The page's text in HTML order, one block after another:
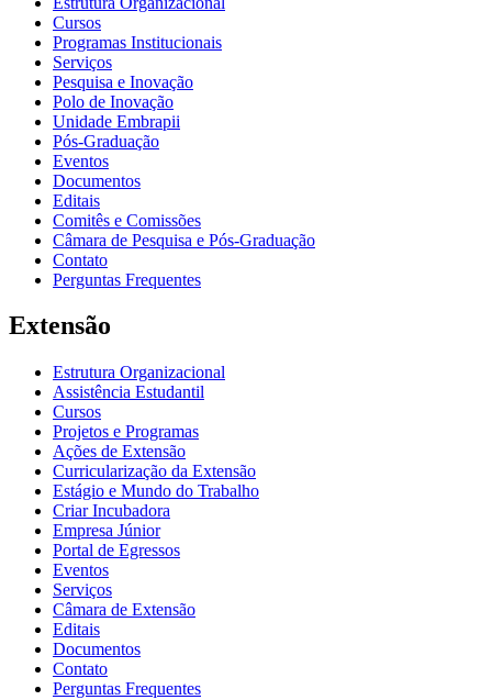
Cursos
Programas Institucionais
Serviços
Pesquisa e Inovação
Polo de Inovação
Unidade Embrapii
Pós-Graduação
Eventos
Documentos
Editais
Comitês e Comissões
Câmara de Pesquisa e Pós-Graduação
Contato
Perguntas Frequentes
Extensão
Estrutura Organizacional
Assistência Estudantil
Cursos
Projetos e Programas
Ações de Extensão
Curricularização da Extensão
Estágio e Mundo do Trabalho
Criar Incubadora
Empresa Júnior
Portal de Egressos
Eventos
Serviços
Câmara de Extensão
Editais
Documentos
Contato
Perguntas Frequentes